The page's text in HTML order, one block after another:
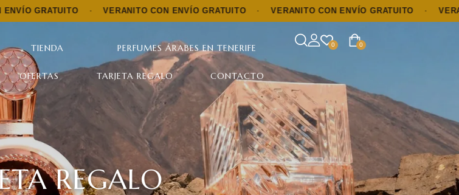
· VERANITO CON ENVÍO GRATUITO · VERANITO CON ENVÍO GRATUITO · VERANITO
TIENDA PERFUMES ÁRABES EN TENERIFE
OFERTAS TARJETA REGALO CONTACTO
0
0
REGALO